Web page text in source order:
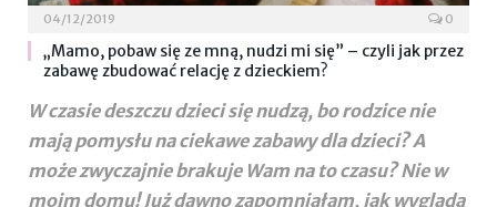
04/12/2019 0
„Mamo, pobaw się ze mną, nudzi mi się” – czyli jak przez
zabawę zbudować relację z dzieckiem?
W czasie deszczu dzieci się nudzą, bo rodzice nie
mają pomysłu na ciekawe zabawy dla dzieci? A
może zwyczajnie brakuje Wam na to czasu? Nie w
moim domu! Już dawno zapomniałam, jak wygląda